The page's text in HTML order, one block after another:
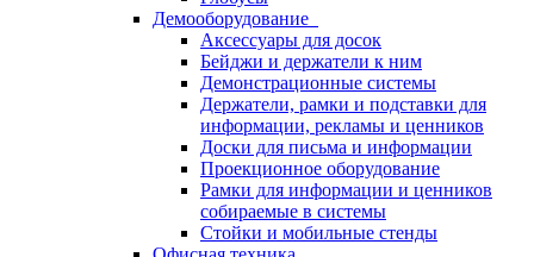
Демооборудование
Аксессуары для досок
Бейджи и держатели к ним
Демонстрационные системы
Держатели, рамки и подставки для
информации, рекламы и ценников
Доски для письма и информации
Проекционное оборудование
Рамки для информации и ценников
собираемые в системы
Стойки и мобильные стенды